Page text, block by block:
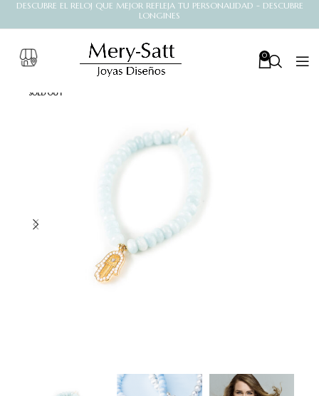
DESCUBRE EL RELOJ QUE MEJOR REFLEJA TU PERSONALIDAD - DESCUBRE
LONGINES
0
SOLD OUT